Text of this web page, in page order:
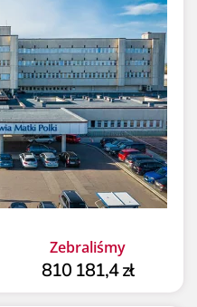
Zebraliśmy
810 181,4 zł